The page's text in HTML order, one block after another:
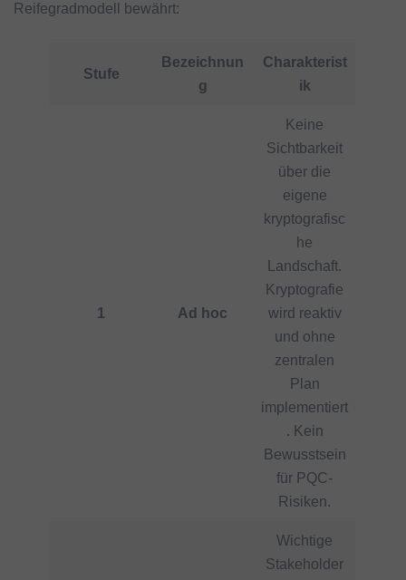
Reifegradmodell bewährt:
Stufe
Bezeichnun
g
Charakterist
ik
1 Ad hoc
Keine
Sichtbarkeit
über die
eigene
kryptografisc
he
Landschaft.
Kryptografie
wird reaktiv
und ohne
zentralen
Plan
implementiert
. Kein
Bewusstsein
für PQC-
Risiken.
Wichtige
Stakeholder